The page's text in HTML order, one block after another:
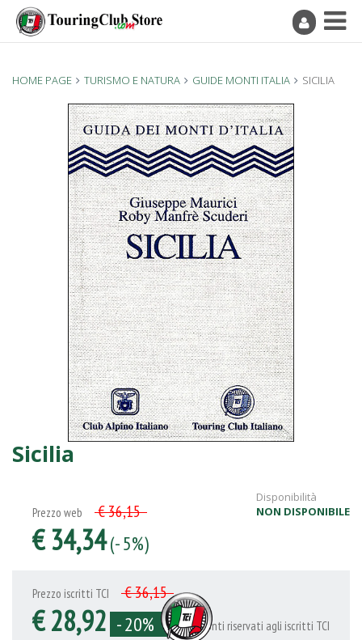
HOME PAGE TURISMO E NATURA GUIDE MONTI ITALIA SICILIA
Sicilia
Disponibilità
NON DISPONIBILE
Prezzo web € 36,15
€ 34,34(- 5%)
Prezzo iscritti TCI € 36,15
€ 28,92 - 20% Sconti riservati agli iscritti TCI